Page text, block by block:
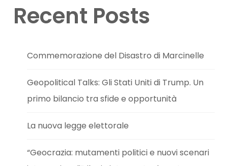
Recent Posts
Commemorazione del Disastro di Marcinelle
Geopolitical Talks: Gli Stati Uniti di Trump. Un
primo bilancio tra sfide e opportunità
La nuova legge elettorale
“Geocrazia: mutamenti politici e nuovi scenari